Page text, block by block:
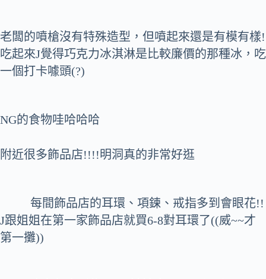
老闆的噴槍沒有特殊造型，但噴起來還是有模有樣!
吃起來J覺得巧克力冰淇淋是比較廉價的那種冰，吃
一個打卡噱頭(?)
NG的食物哇哈哈哈
附近很多飾品店!!!!明洞真的非常好逛
每間飾品店的耳環、項鍊、戒指多到會眼花!!
J跟姐姐在第一家飾品店就買6-8對耳環了((威~~才
第一攤))